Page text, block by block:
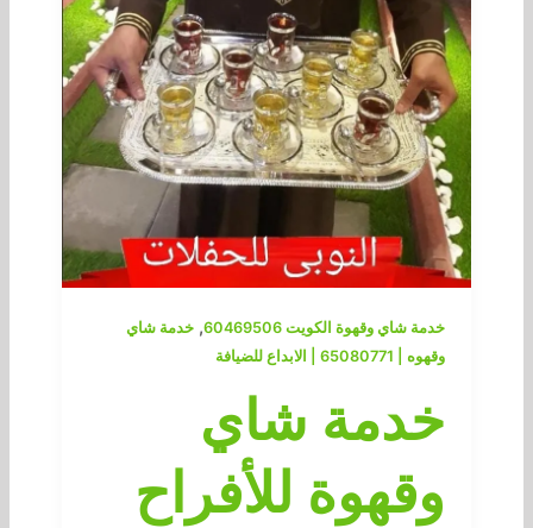
خدمة شاي وقهوة الكويت 60469506 ,خدمة شاي
وقهوه | 65080771 | الابداع للضيافة
خدمة شاي
وقهوة للأفراح